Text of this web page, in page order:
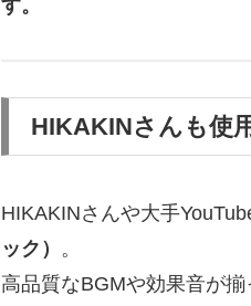
す。
HIKAKINさんも使
HIKAKINさんや大手
ック） 。
高品質なBGMや効果音が